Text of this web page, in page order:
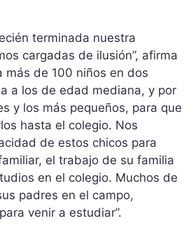
terminada nuestra
cargadas de ilusión”, afirma
más de 100 niños en dos
a los de edad mediana, y por
y los más pequeños, para que
hasta el colegio. Nos
de estos chicos para
el trabajo de su familia
en el colegio. Muchos de
padres en el campo,
venir a estudiar”.